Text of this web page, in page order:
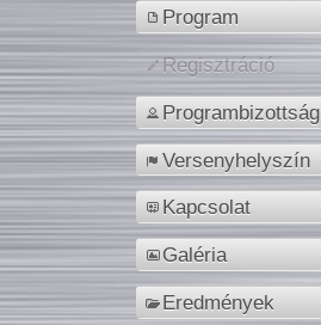
Program
Regisztráció
Programbizottság
Versenyhelyszín
Kapcsolat
Galéria
Eredmények